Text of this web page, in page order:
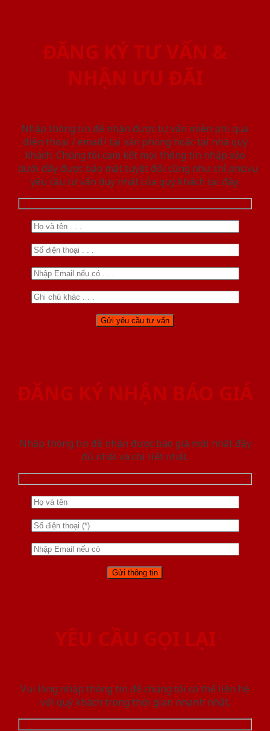
ĐĂNG KÝ TƯ VẤN &
NHẬN ƯU ĐÃI
Nhập thông tin để nhận được tư vấn miễn phí qua
điện thoại / email/ tại văn phòng hoặc tại nhà quý
khách. Chúng tôi cam kết mọi thông tin nhập vào
dưới đây được bảo mật tuyệt đối cũng như chỉ phục vụ
yêu cầu tư vấn duy nhất của quý khách tại đây.
ĐĂNG KÝ NHẬN BÁO GIÁ
Nhập thông tin để nhận được báo giá mới nhât đầy
đủ nhất và chi tiết nhất.
YÊU CẦU GỌI LẠI
Vui lòng nhập thông tin để chúng tôi có thể liên hệ
với quý khách trong thời gian nhanh nhất.